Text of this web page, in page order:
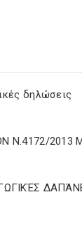
δηλώσεις
Ν.4172/2013